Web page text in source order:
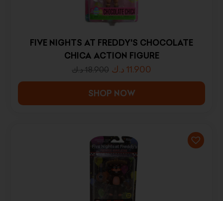
FIVE NIGHTS AT FREDDY'S CHOCOLATE
CHICA ACTION FIGURE
18.900 د.ك 11.900 د.ك
SHOP NOW